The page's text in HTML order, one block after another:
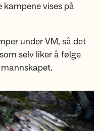
kampene vises på
under VM, så det
selv liker å følge